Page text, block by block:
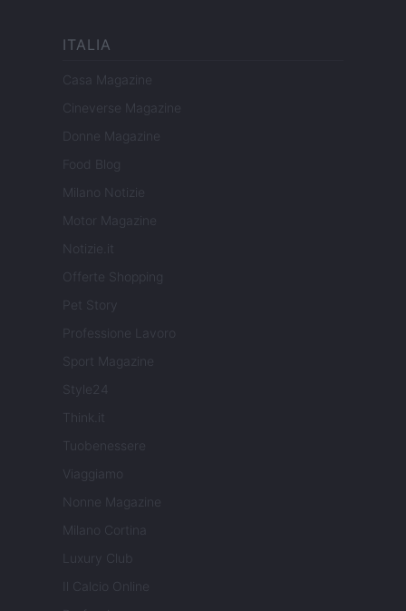
ITALIA
Casa Magazine
Cineverse Magazine
Donne Magazine
Food Blog
Milano Notizie
Motor Magazine
Notizie.it
Offerte Shopping
Pet Story
Professione Lavoro
Sport Magazine
Style24
Think.it
Tuobenessere
Viaggiamo
Nonne Magazine
Milano Cortina
Luxury Club
Il Calcio Online